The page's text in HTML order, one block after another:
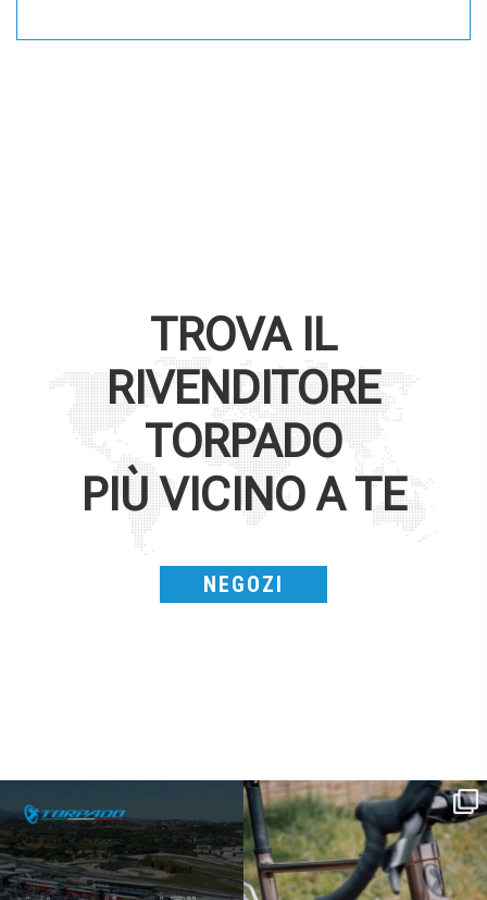
TROVA IL
RIVENDITORE
TORPADO
PIÙ VICINO A TE
NEGOZI
IBF sta per...
14 1
Kepler R è la gravel pensata per affrontare
lunghe...
26 0